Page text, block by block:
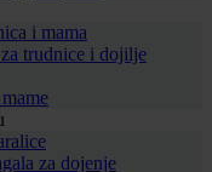
i mama
trudnice i dojilje
za dojenje